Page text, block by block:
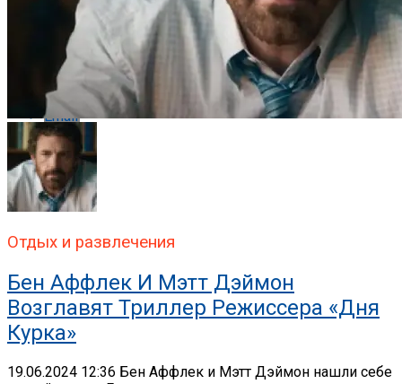
Whatsapp
Whatsapp
Email
Отдых и развлечения
Бен Аффлек И Мэтт Дэймон
Возглавят Триллер Режиссера «Дня
Курка»
19.06.2024 12:36 Бен Аффлек и Мэтт Дэймон нашли себе